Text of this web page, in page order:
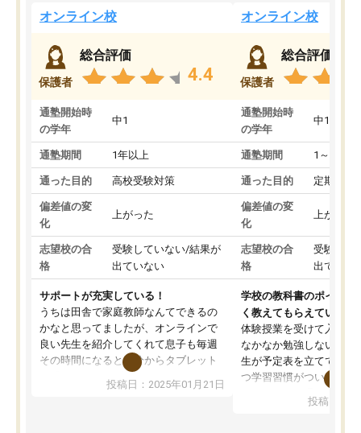
オンライン校
保護者
総合評価
4.4
通塾開始時
の学年
中1
通塾期間 1年以上
通った目的 高校受験対策
偏差値の変
化
上がった
志望校の合
格
受験していない/結果が
出ていない
サポートが充実している！
うちは田舎で家庭教師なんてできるの
かなと思ってましたが、オンラインで
良い先生を紹介してくれて息子も毎週
その時間になると自分からタブレット
を開いてzoomを繋げるようになりまし
た！5科目なんでもOKなのもとても気
投稿日：2025年01月21日
オンライン校
保護者
総合評価
通塾開始時
の学年
中1
通塾期間 1～3ヵ月
通った目的 定期テス
偏差値の変
化
上がった
志望校の合
格
受験して
出ていな
学校の教科書のポイント
く教えてもらえている
体験授業を受けて入塾し
なかなか勉強しない息子
生が予定表を立ててくれ
つ学習習慣がついてきま
指導が無い日も予定表
投稿日：